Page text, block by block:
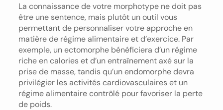
La connaissance de votre morphotype ne doit pas
être une sentence, mais plutôt un outil vous
permettant de personnaliser votre approche en
matière de régime alimentaire et d’exercice. Par
exemple, un ectomorphe bénéficiera d’un régime
riche en calories et d’un entraînement axé sur la
prise de masse, tandis qu’un endomorphe devra
privilégier les activités cardiovasculaires et un
régime alimentaire contrôlé pour favoriser la perte
de poids.